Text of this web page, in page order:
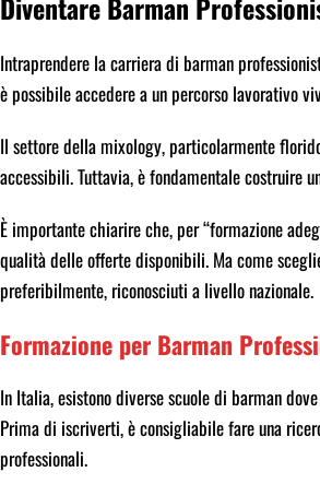
Intraprendere la carriera di barman
è possibile accedere a un percorso lavorativo
Il settore della mixology, particolarmente
accessibili. Tuttavia, è fondamentale costruire
È importante chiarire che, per “formazione
qualità delle offerte disponibili. Ma come
preferibilmente, riconosciuti a livello nazionale.
Formazione per Barman
In Italia, esistono diverse scuole di barman
Prima di iscriverti, è consigliabile fare una
professionali.